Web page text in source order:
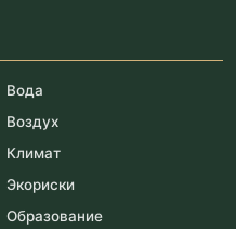
Вода
Воздух
Климат
Экориски
Образование